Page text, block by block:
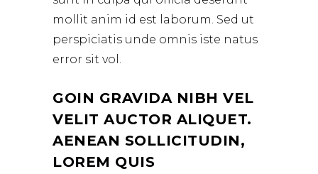
mollit anim id est laborum. Sed ut
perspiciatis unde omnis iste natus
error sit vol.
GOIN GRAVIDA NIBH VEL
VELIT AUCTOR ALIQUET.
AENEAN SOLLICITUDIN,
LOREM QUIS